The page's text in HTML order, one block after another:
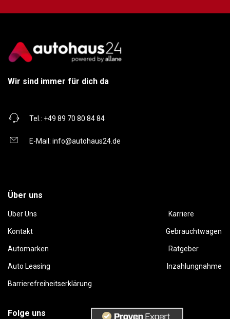
Wir sind immer für dich da
Tel.: +49 89 70 80 84 84
E-Mail: info@autohaus24.de
Über uns
Über Uns Karriere
Kontakt Gebrauchtwagen
Automarken Ratgeber
Auto Leasing Inzahlungnahme
Barrierefreiheitserklärung
Folge uns